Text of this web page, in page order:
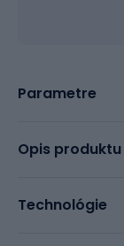
Parametre
Opis produktu
Technológie